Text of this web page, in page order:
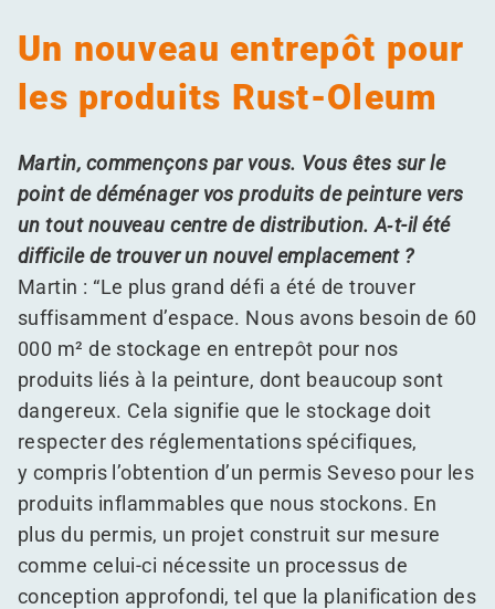
Un nouveau entrepôt pour
les produits Rust-Oleum
Martin, commençons par vous. Vous êtes sur le
point de déménager vos produits de peinture vers
un tout nouveau centre de distribution. A‑t-il été
difficile de trouver un nouvel emplacement ?
Martin : “Le plus grand défi a été de trouver
suffisamment d’espace. Nous avons besoin de 60
000 m² de stockage en entrepôt pour nos
produits liés à la peinture, dont beaucoup sont
dangereux. Cela signifie que le stockage doit
respecter des réglementations spécifiques,
y compris l’obtention d’un permis Seveso pour les
produits inflammables que nous stockons. En
plus du permis, un projet construit sur mesure
comme celui-ci nécessite un processus de
conception approfondi, tel que la planification des